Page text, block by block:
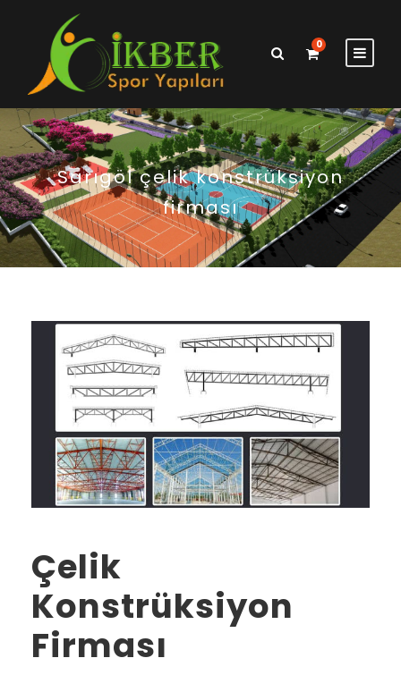
0
Sarıgöl çelik konstrüksiyon
firması
Çelik
Konstrüksiyon
Firması